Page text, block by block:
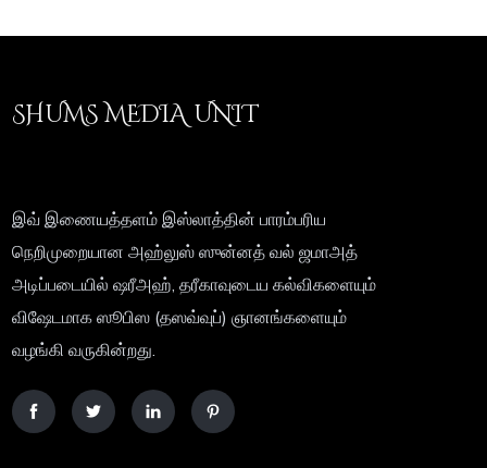
SHUMS MEDIA UNIT
இவ் இணையத்தளம் இஸ்லாத்தின் பாரம்பரிய
நெறிமுறையான அஹ்லுஸ் ஸுன்னத் வல் ஜமாஅத்
அடிப்படையில் ஷரீஅஹ், தரீகாவுடைய கல்விகளையும்
விஷேடமாக ஸூபிஸ (தஸவ்வுப்) ஞானங்களையும்
வழங்கி வருகின்றது.